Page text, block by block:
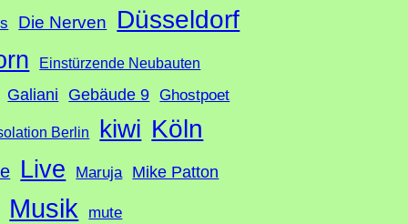
Die Nerven Düsseldorf
Einstürzende Neubauten
Galiani Gebäude 9 Ghostpoet
Berlin kiwi Köln
Live Maruja Mike Patton
Musik mute